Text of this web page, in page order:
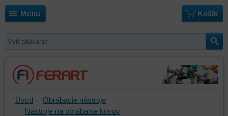
Menu Košík
Úvod
Obrábacie nástroje
Nástroje na obrábanie kovov